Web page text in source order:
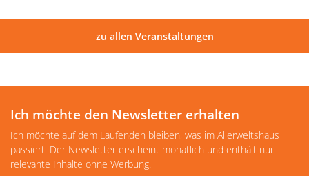
zu allen Veranstaltungen
Ich möchte den Newsletter erhalten
Ich möchte auf dem Laufenden bleiben, was im Allerweltshaus
passiert. Der Newsletter erscheint monatlich und enthält nur
relevante Inhalte ohne Werbung.